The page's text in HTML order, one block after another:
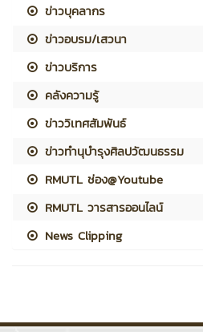
ข่าวบุคลากร
ข่าวอบรม/เสวนา
ข่าวบริการ
คลังความรู้
ข่าววิเทศสัมพันธ์
ข่าวทำนุบำรุงศิลปวัฒนธรรม
RMUTL ช่อง@Youtube
RMUTL วารสารออนไลน์
News Clipping